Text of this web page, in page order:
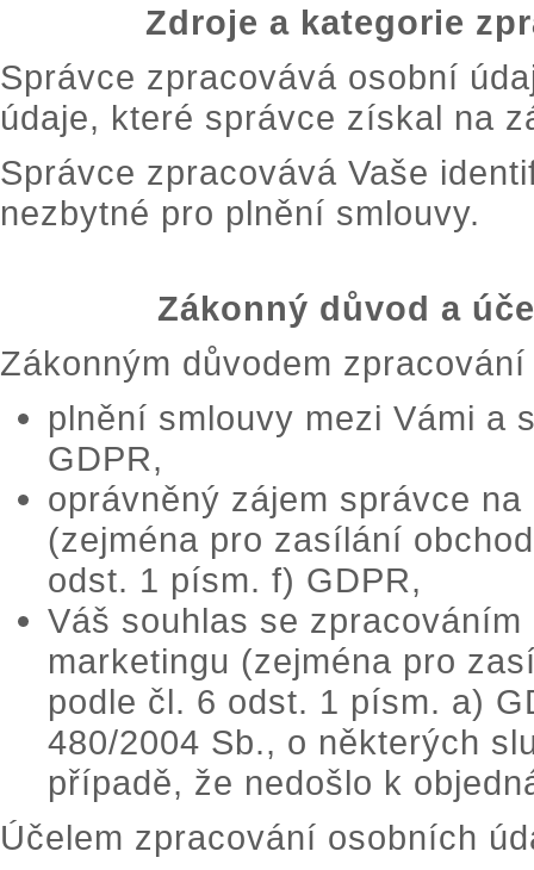
Zdroje a kategorie
Správce zpracovává osobní
údaje, které správce získal na
Správce zpracovává Vaše
nezbytné pro plnění smlouvy.
Zákonný důvod a
Zákonným důvodem
plnění smlouvy mezi Vámi a
GDPR,
oprávněný zájem správce
(zejména pro zasílání
odst. 1 písm. f) GDPR,
Váš souhlas se
marketingu (zejména pro
podle čl. 6 odst. 1 písm. a)
480/2004 Sb., o některých
případě, že nedošlo k
Účelem zpracování osobních